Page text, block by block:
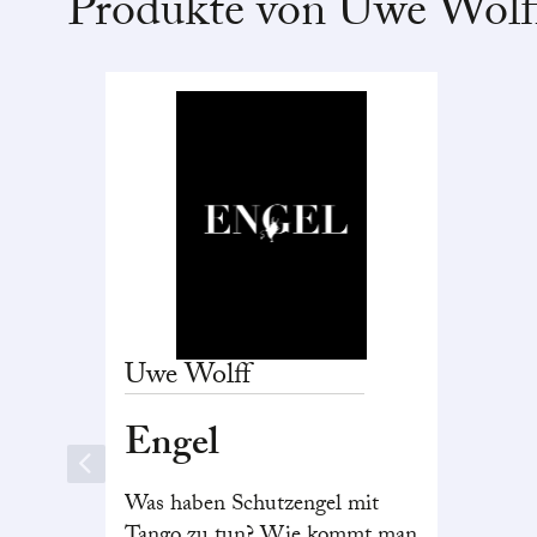
Produkte von Uwe
UweWolff
Engel
Was haben Schutzengel mit